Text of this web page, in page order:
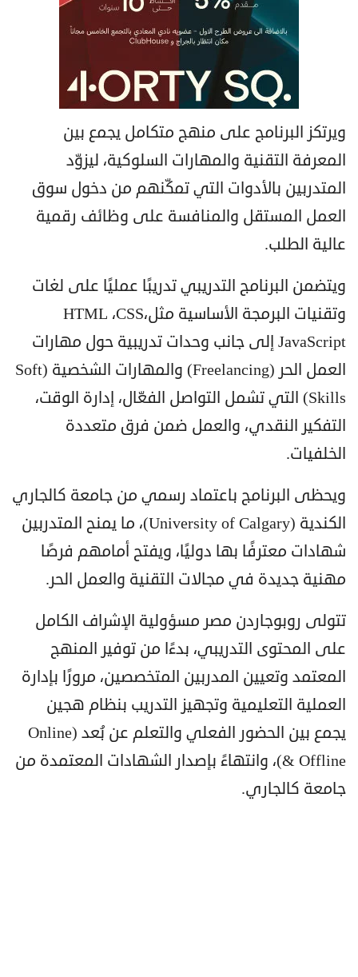
ويرتكز البرنامج على منهج متكامل يجمع بين
المعرفة التقنية والمهارات السلوكية، ليزوّد
المتدربين بالأدوات التي تمكّنهم من دخول سوق
العمل المستقل والمنافسة على وظائف رقمية
عالية الطلب.
ويتضمن البرنامج التدريبي تدريبًا عمليًا على لغات
وتقنيات البرمجة الأساسية مثلHTML ،CSS،
JavaScript إلى جانب وحدات تدريبية حول مهارات
العمل الحر (Freelancing) والمهارات الشخصية (Soft
Skills) التي تشمل التواصل الفعّال، إدارة الوقت،
التفكير النقدي، والعمل ضمن فرق متعددة
الخلفيات.
ويحظى البرنامج باعتماد رسمي من جامعة كالجاري
الكندية (University of Calgary)، ما يمنح المتدربين
شهادات معترفًا بها دوليًا، ويفتح أمامهم فرصًا
مهنية جديدة في مجالات التقنية والعمل الحر.
تتولى روبوجاردن مصر مسؤولية الإشراف الكامل
على المحتوى التدريبي، بدءًا من توفير المنهج
المعتمد وتعيين المدربين المتخصصين، مرورًا بإدارة
العملية التعليمية وتجهيز التدريب بنظام هجين
يجمع بين الحضور الفعلي والتعلم عن بُعد (Online
& Offline)، وانتهاءً بإصدار الشهادات المعتمدة من
جامعة كالجاري.